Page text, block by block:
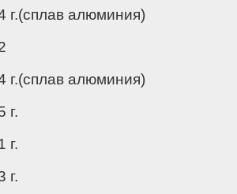
г.(сплав алюминия)
г.(сплав алюминия)
г.
г.
г.